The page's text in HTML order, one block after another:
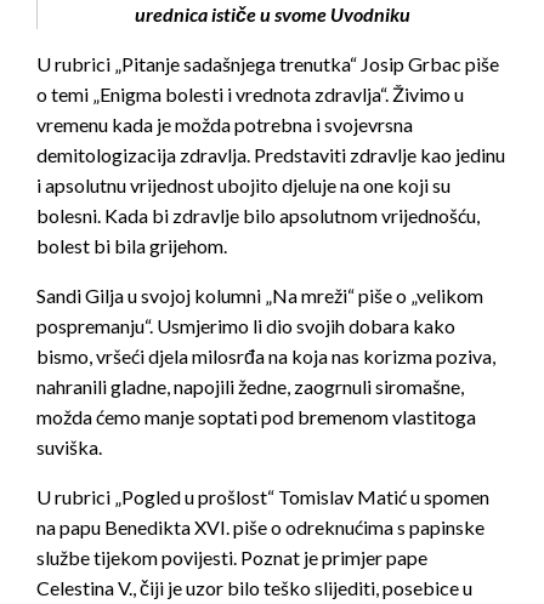
urednica ističe u svome Uvodniku
U rubrici „Pitanje sadašnjega trenutka“ Josip Grbac piše
o temi „Enigma bolesti i vrednota zdravlja“. Živimo u
vremenu kada je možda potrebna i svojevrsna
demitologizacija zdravlja. Predstaviti zdravlje kao jedinu
i apsolutnu vrijednost ubojito djeluje na one koji su
bolesni. Kada bi zdravlje bilo apsolutnom vrijednošću,
bolest bi bila grijehom.
Sandi Gilja u svojoj kolumni „Na mreži“ piše o „velikom
pospremanju“. Usmjerimo li dio svojih dobara kako
bismo, vršeći djela milosrđa na koja nas korizma poziva,
nahranili gladne, napojili žedne, zaogrnuli siromašne,
možda ćemo manje soptati pod bremenom vlastitoga
suviška.
U rubrici „Pogled u prošlost“ Tomislav Matić u spomen
na papu Benedikta XVI. piše o odreknućima s papinske
službe tijekom povijesti. Poznat je primjer pape
Celestina V., čiji je uzor bilo teško slijediti, posebice u